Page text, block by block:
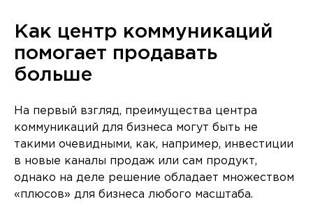
Как центр коммуникаций
помогает продавать
больше
На первый взгляд, преимущества центра
коммуникаций для бизнеса могут быть не
такими очевидными, как, например, инвестиции
в новые каналы продаж или сам продукт,
однако на деле решение обладает множеством
«плюсов» для бизнеса любого масштаба.